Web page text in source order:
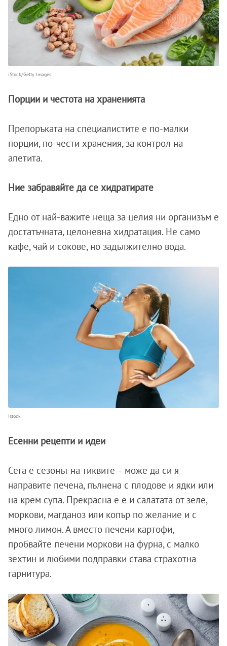
iStock/Getty Images
Порции и честота на храненията
Препоръката на специалистите е по-малки
порции, по-чести хранения, за контрол на
апетита.
Ние забравяйте да се хидратирате
Едно от най-важите неща за целия ни организъм е
достатъчната, целоневна хидратация. Не само
кафе, чай и сокове, но задължително вода.
Istock
Есенни рецепти и идеи
Сега е сезонът на тиквите – може да си я
направите печена, пълнена с плодове и ядки или
на крем супа. Прекрасна е е и салатата от зеле,
моркови, магданоз или копър по желание и с
много лимон. А вместо печени картофи,
пробвайте печени моркови на фурна, с малко
зехтин и любими подправки става страхотна
гарнитура.